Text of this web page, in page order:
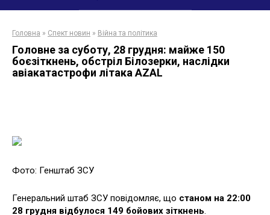
Головна » Спект новин » Війна та політика
Головне за суботу, 28 грудня: майже 150
боєзіткнень, обстріл Білозерки, наслідки
авіакатастрофи літака AZAL
Фото: Генштаб ЗСУ
Генеральний штаб ЗСУ повідомляє, що станом на 22:00
28 грудня відбулося 149 бойових зіткнень.